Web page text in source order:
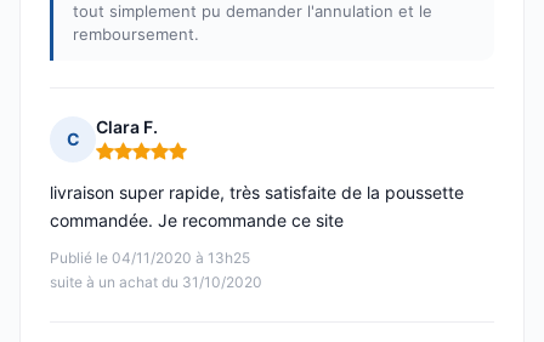
tout simplement pu demander l'annulation et le
remboursement.
C
Clara F.
Note : 5 sur 5
Publié le 04/11/2020 à 13h25
suite à un achat du 31/10/2020
livraison super rapide, très satisfaite de la poussette
commandée. Je recommande ce site